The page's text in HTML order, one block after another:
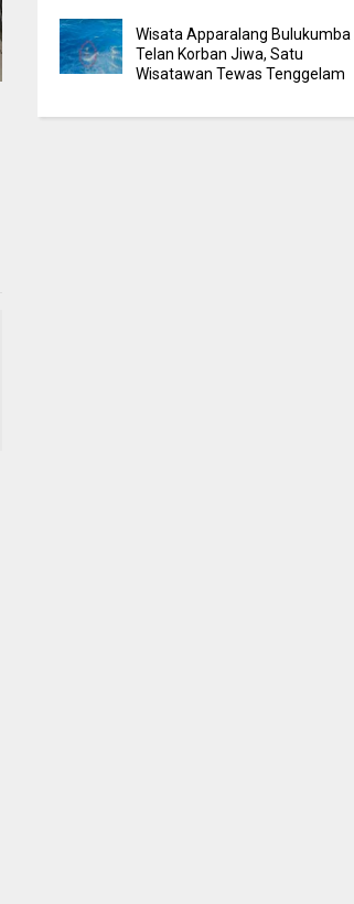
Wisata Apparalang Bulukumba
Telan Korban Jiwa, Satu
Wisatawan Tewas Tenggelam